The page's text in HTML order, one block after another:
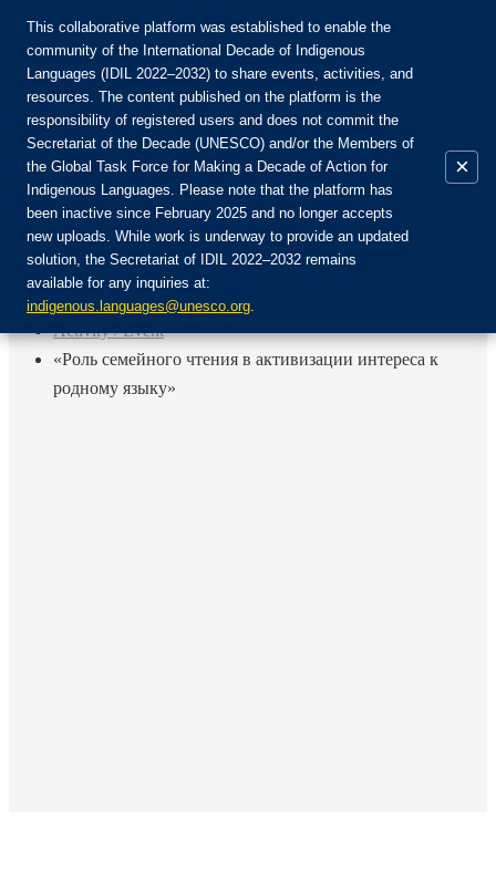
Join the Community:
Login
EN
FR
ES
RU
Home
Activity / Event
«Роль семейного чтения в активизации интереса к
родному языку»
This collaborative platform was established to enable the
community of the International Decade of Indigenous
Languages (IDIL 2022–2032) to share events, activities, and
resources. The content published on the platform is the
responsibility of registered users and does not commit the
Secretariat of the Decade (UNESCO) and/or the Members of
the Global Task Force for Making a Decade of Action for
Indigenous Languages. Please note that the platform has
been inactive since February 2025 and no longer accepts
new uploads. While work is underway to provide an updated
solution, the Secretariat of IDIL 2022–2032 remains
available for any inquiries at:
indigenous.languages@unesco.org.
×